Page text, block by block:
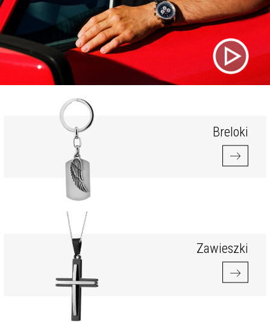
Breloki
Zawieszki